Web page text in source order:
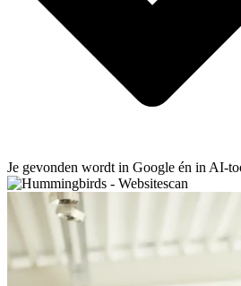
Je gevonden wordt in Google én in AI-